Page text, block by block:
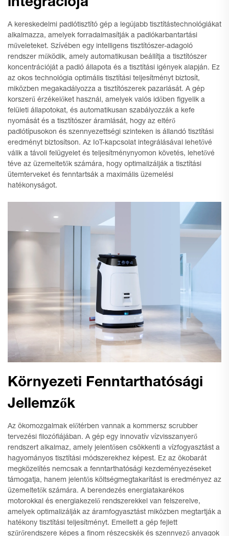
integrációja
A kereskedelmi padlótisztító gép a legújabb tisztítástechnológiákat
alkalmazza, amelyek forradalmasítják a padlókarbantartási
műveleteket. Szívében egy intelligens tisztítószer-adagoló
rendszer működik, amely automatikusan beállítja a tisztítószer
koncentrációját a padló állapota és a tisztítási igények alapján. Ez
az okos technológia optimális tisztítási teljesítményt biztosít,
miközben megakadályozza a tisztítószerek pazarlását. A gép
korszerű érzékelőket használ, amelyek valós időben figyelik a
felületi állapotokat, és automatikusan szabályozzák a kefe
nyomását és a tisztítószer áramlását, hogy az eltérő
padlótípusokon és szennyezettségi szinteken is állandó tisztítási
eredményt biztosítson. Az IoT-kapcsolat integrálásával lehetővé
válik a távoli felügyelet és teljesítménynyomon követés, lehetővé
téve az üzemeltetők számára, hogy optimalizálják a tisztítási
ütemterveket és fenntartsák a maximális üzemelési
hatékonyságot.
Környezeti Fenntarthatósági
Jellemzők
Az ökomozgalmak előtérben vannak a kommersz scrubber
tervezési filozófiájában. A gép egy innovatív vízvisszanyerő
rendszert alkalmaz, amely jelentősen csökkenti a vízfogyasztást a
hagyományos tisztítási módszerekhez képest. Ez az ökobarát
megközelítés nemcsak a fenntarthatósági kezdeményezéseket
támogatja, hanem jelentős költségmegtakarítást is eredményez az
üzemeltetők számára. A berendezés energiatakarékos
motorokkal és energiakezelő rendszerekkel van felszerelve,
amelyek optimalizálják az áramfogyasztást miközben megtartják a
hatékony tisztítási teljesítményt. Emellett a gép fejlett
szűrőrendszere képes a finom részecskék és szennyező anyagok